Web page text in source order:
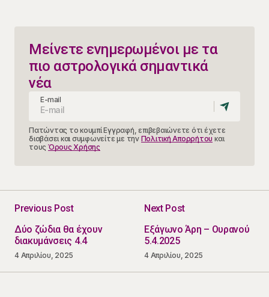
Μείνετε ενημερωμένοι με τα
πιο αστρολογικά σημαντικά
νέα
E-mail
Πατώντας το κουμπί Εγγραφή, επιβεβαιώνετε ότι έχετε
διαβάσει και συμφωνείτε με την Πολιτική Απορρήτου και
τους Όρους Χρήσης
Previous Post
Δύο ζώδια θα έχουν
διακυμάνσεις 4.4
4 Απριλίου, 2025
Next Post
Εξάγωνο Άρη – Ουρανού
5.4.2025
4 Απριλίου, 2025